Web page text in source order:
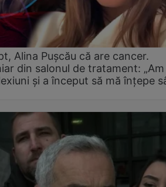
Alina Pușcău că are cancer.
din salonul de tratament:
și a început să mă înțepe